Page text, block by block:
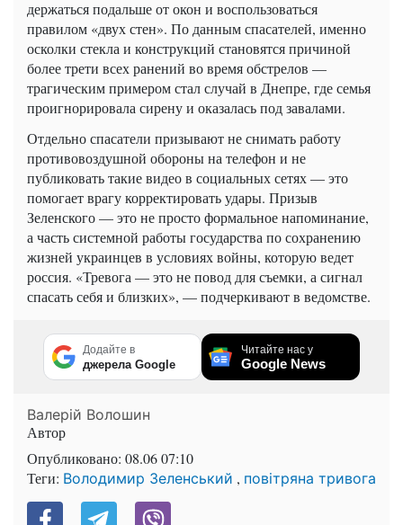
держаться подальше от окон и воспользоваться
правилом «двух стен». По данным спасателей, именно
осколки стекла и конструкций становятся причиной
более трети всех ранений во время обстрелов —
трагическим примером стал случай в Днепре, где семья
проигнорировала сирену и оказалась под завалами.
Отдельно спасатели призывают не снимать работу
противовоздушной обороны на телефон и не
публиковать такие видео в социальных сетях — это
помогает врагу корректировать удары. Призыв
Зеленского — это не просто формальное напоминание,
а часть системной работы государства по сохранению
жизней украинцев в условиях войны, которую ведет
россия. «Тревога — это не повод для съемки, а сигнал
спасать себя и близких», — подчеркивают в ведомстве.
Додайте в
джерела Google
Читайте нас у
Google News
Валерій Волошин
Автор
Опубликовано: 08.06 07:10
Теги: Володимир Зеленський , повітряна тривога